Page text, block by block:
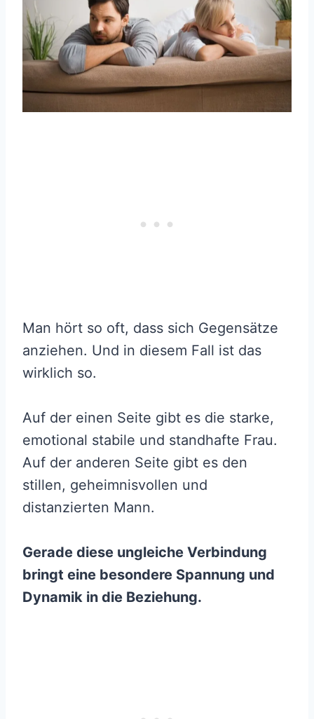
Man hört so oft, dass sich Gegensätze
anziehen. Und in diesem Fall ist das
wirklich so.
Auf der einen Seite gibt es die starke,
emotional stabile und standhafte Frau.
Auf der anderen Seite gibt es den
stillen, geheimnisvollen und
distanzierten Mann.
Gerade diese ungleiche Verbindung
bringt eine besondere Spannung und
Dynamik in die Beziehung.